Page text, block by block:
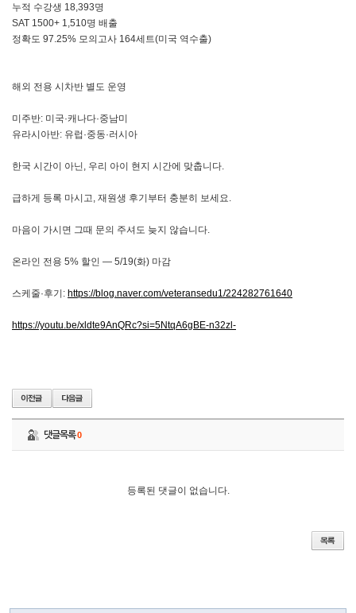
누적 수강생 18,393명
SAT 1500+ 1,510명 배출
정확도 97.25% 모의고사 164세트(미국 역수출)
해외 전용 시차반 별도 운영
미주반: 미국·캐나다·중남미
유라시아반: 유럽·중동·러시아
한국 시간이 아닌, 우리 아이 현지 시간에 맞춥니다.
급하게 등록 마시고, 재원생 후기부터 충분히 보세요.
마음이 가시면 그때 문의 주셔도 늦지 않습니다.
온라인 전용 5% 할인 — 5/19(화) 마감
스케줄·후기: https://blog.naver.com/veteransedu1/224282761640
https://youtu.be/xldte9AnQRc?si=5NtqA6gBE-n32zl-
댓글목록0
등록된 댓글이 없습니다.